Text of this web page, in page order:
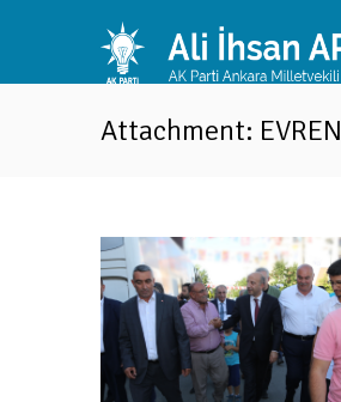
Attachment: EVREN